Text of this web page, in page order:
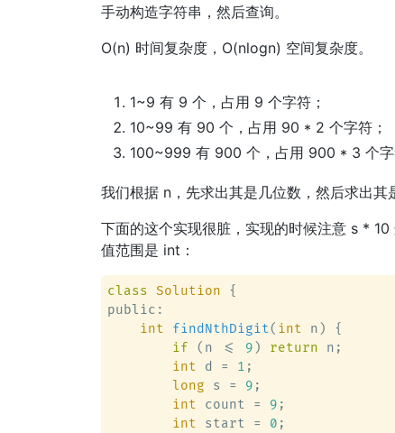
手动构造字符串，然后查询。
O(n) 时间复杂度，O(nlogn) 空间复杂度。
1~9 有 9 个，占用 9 个字符；
10~99 有 90 个，占用 90 * 2 个字符；
100~999 有 900 个，占用 900 * 3 个字
我们根据 n，先求出其是几位数，然后求出其
下面的这个实现很脏，实现的时候注意 s *
值范围是 int：
class Solution {
public:
int
findNthDigit( int n)
{
if (n <= 9 ) return n;
int d = 1 ;
long s = 9 ;
int count = 9 ;
int start = 0 ;